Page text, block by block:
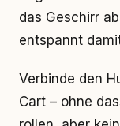
das Geschirr
entspannt
Verbinde den
Cart – ohne